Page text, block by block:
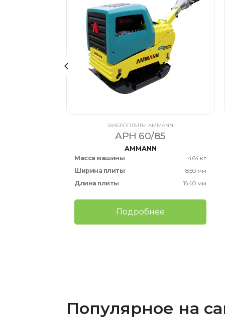
ВИБРОПЛИТЫ AMMANN
APH 60/85
AMMANN
Масса машины
464 кг
Ширина плиты
850 мм
Длина плиты
1840 мм
Подробнее
Популярное на